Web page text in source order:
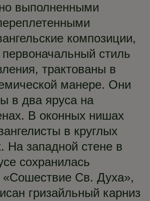
выполненными
композиции,
стиль
трактованы в
манере. Они
в два яруса на
В оконных нишах
в круглых
На западной стене в
сохранилась
«Сошествие Св. Духа»,
гризайльный карниз